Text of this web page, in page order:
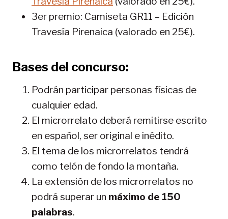
3er premio: Camiseta GR11 – Edición
Travesía Pirenaica (valorado en 25€).
Bases del concurso:
Podrán participar personas físicas de
cualquier edad.
El microrrelato deberá remitirse escrito
en español, ser original e inédito.
El tema de los microrrelatos tendrá
como telón de fondo la montaña.
La extensión de los microrrelatos no
podrá superar un máximo de 150
palabras.